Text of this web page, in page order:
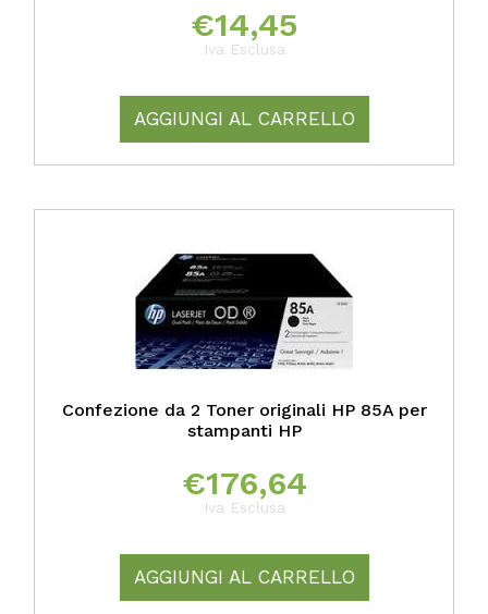
€14,45
Iva Esclusa
AGGIUNGI AL CARRELLO
Confezione da 2 Toner originali HP 85A per
stampanti HP
€176,64
Iva Esclusa
AGGIUNGI AL CARRELLO